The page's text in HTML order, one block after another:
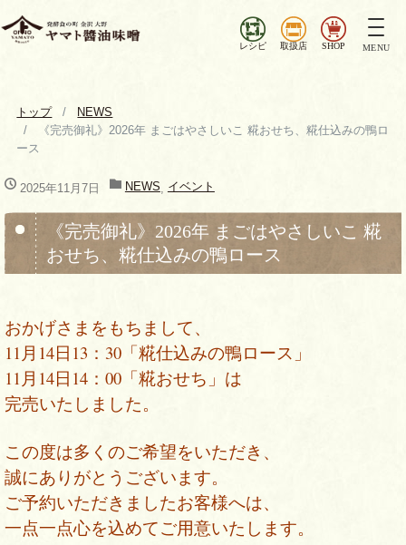
レシピ 取扱店 SHOP
ナ
ビ
ョ
替
MENU
トップ
NEWS
《完売御礼》2026年 まごはやさしいこ 糀おせち、糀仕込みの鴨ロ
ース
2025年11月7日 NEWS,イベント
《完売御礼》2026年 まごはやさしいこ 糀
おせち、糀仕込みの鴨ロース
おかげさまをもちまして、
11月14日13：30「糀仕込みの鴨ロース」
11月14日14：00「糀おせち」は
完売いたしました。
この度は多くのご希望をいただき、
誠にありがとうございます。
ご予約いただきましたお客様へは、
一点一点心を込めてご用意いたします。